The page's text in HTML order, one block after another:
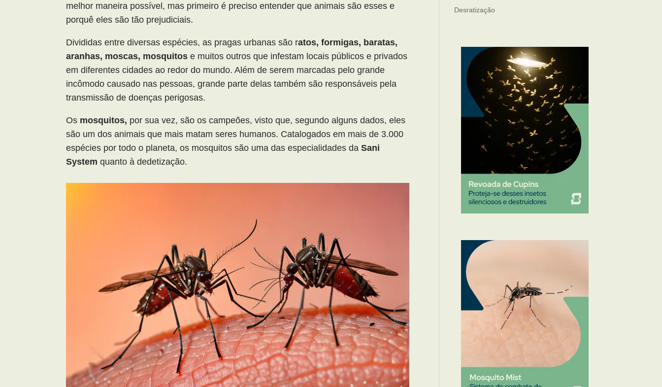
melhor maneira possível, mas primeiro é preciso entender que animais são esses e
porquê eles são tão prejudiciais.
Divididas entre diversas espécies, as pragas urbanas são ratos, formigas, baratas,
aranhas, moscas, mosquitos e muitos outros que infestam locais públicos e privados
em diferentes cidades ao redor do mundo. Além de serem marcadas pelo grande
incômodo causado nas pessoas, grande parte delas também são responsáveis pela
transmissão de doenças perigosas.
Os mosquitos, por sua vez, são os campeões, visto que, segundo alguns dados, eles
são um dos animais que mais matam seres humanos. Catalogados em mais de 3.000
espécies por todo o planeta, os mosquitos são uma das especialidades daSani
System quanto à dedetização.
Desratização
Mosquitos
Percevejo de Cama
Pulgas e Carrapatos
Ratos
Sanitização